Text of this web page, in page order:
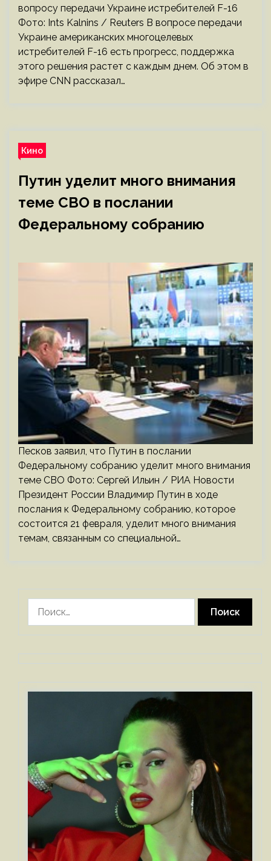
вопросу передачи Украине истребителей F-16
Фото: Ints Kalnins / Reuters В вопросе передачи
Украине американских многоцелевых
истребителей F-16 есть прогресс, поддержка
этого решения растет с каждым днем. Об этом в
эфире CNN рассказал…
Кино
Путин уделит много внимания
теме СВО в послании
Федеральному собранию
Песков заявил, что Путин в послании
Федеральному собранию уделит много внимания
теме СВО Фото: Сергей Ильин / РИА Новости
Президент России Владимир Путин в ходе
послания к Федеральному собранию, которое
состоится 21 февраля, уделит много внимания
темам, связанным со специальной…